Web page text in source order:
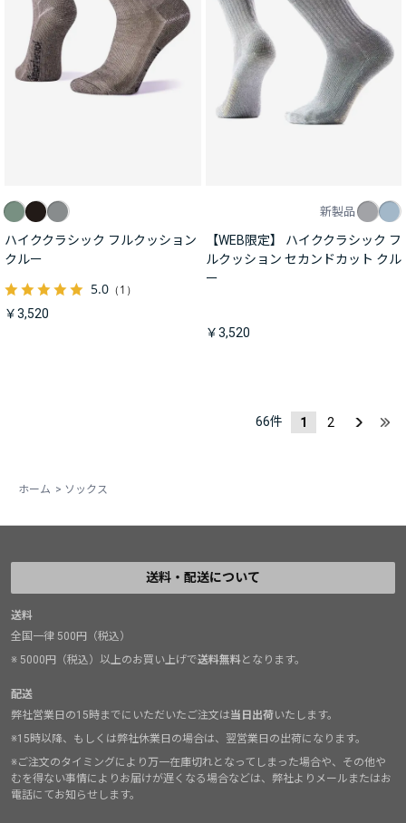
ハイククラシック フルクッション
クルー
5.0 （1）
￥3,520
新製品
【WEB限定】 ハイククラシック フ
ルクッション セカンドカット クル
ー
￥3,520
66件 1 2
ホーム > ソックス
送料・配送について
送料
全国一律 500円（税込）
※ 5000円（税込）以上のお買い上げで送料無料となります。
配送
弊社営業日の15時までにいただいたご注文は当日出荷いたします。
※15時以降、もしくは弊社休業日の場合は、翌営業日の出荷になります。
※ご注文のタイミングにより万一在庫切れとなってしまった場合や、その他や
むを得ない事情によりお届けが遅くなる場合などは、弊社よりメールまたはお
電話にてお知らせします。